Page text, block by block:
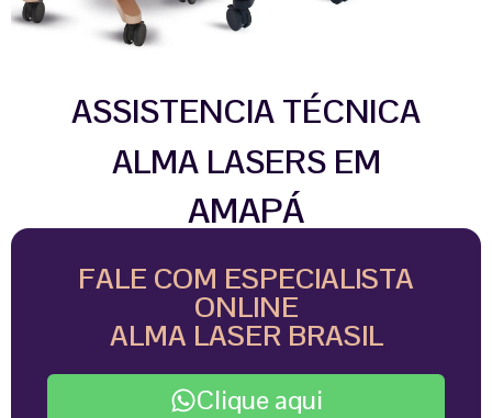
ASSISTENCIA TÉCNICA
ALMA LASERS EM
AMAPÁ
FALE COM ESPECIALISTA
ONLINE
ALMA LASER BRASIL
Clique aqui